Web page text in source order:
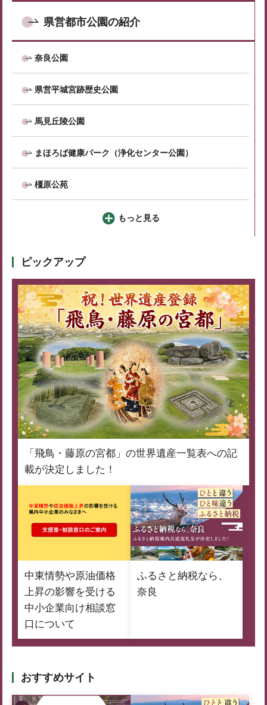
県営都市公園の紹介
奈良公園
県営平城宮跡歴史公園
馬見丘陵公園
まほろば健康パーク（浄化センター公園）
橿原公苑
もっと見る
ピックアップ
「飛鳥・藤原の宮都」の世界遺産一覧表への記
載が決定しました！
中東情勢や原油価格
上昇の影響を受ける
中小企業向け相談窓
口について
ふるさと納税なら、
奈良
おすすめサイト